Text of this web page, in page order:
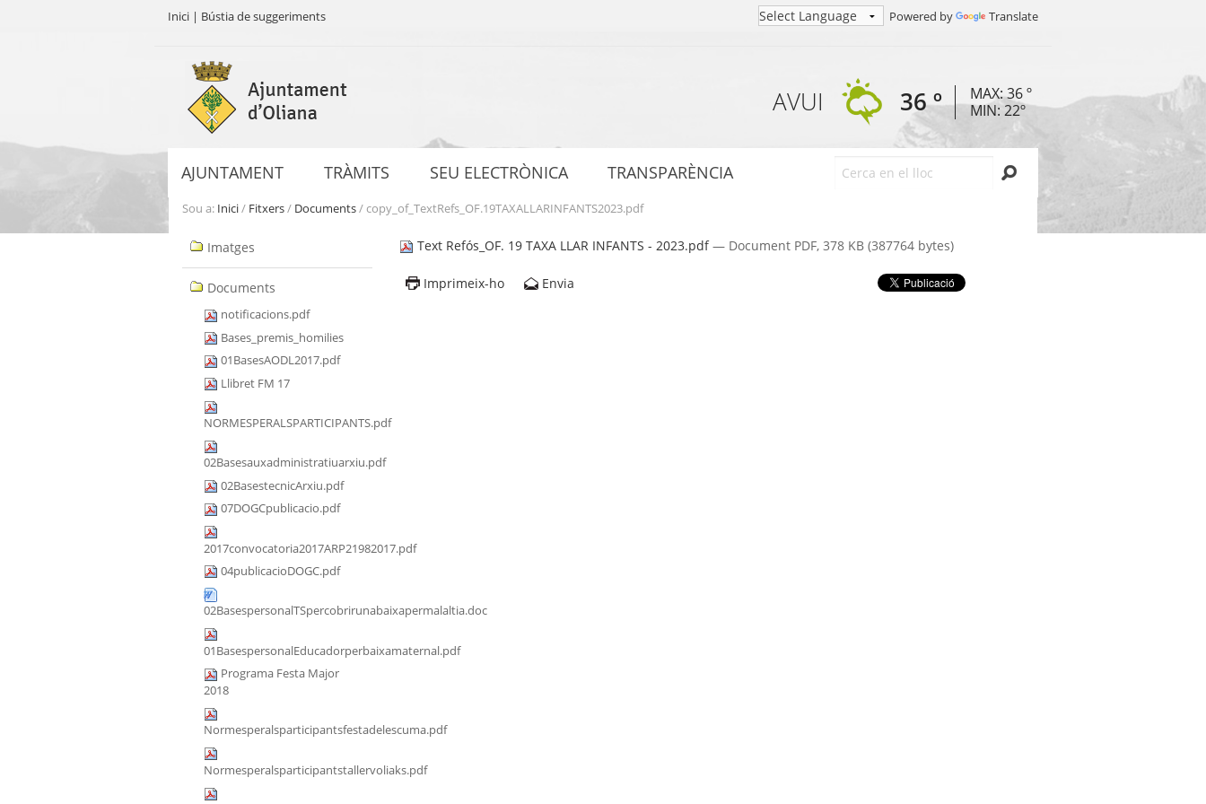
Inici | Bústia de suggeriments Powered by Translate
contingut.
navegació
AVUI 36 º
MAX: 36 º
MIN: 22º
AJUNTAMENT TRÀMITS SEU ELECTRÒNICA TRANSPARÈNCIA
Sou a: Inici/ Fitxers/ Documents/copy_of_TextRefs_OF.19TAXALLARINFANTS2023.pdf
Navegació
Imatges
Documents
notificacions.pdf
Bases_premis_homilies
01BasesAODL2017.pdf
Llibret FM 17
NORMESPERALSPARTICIPANTS.pdf
02Basesauxadministratiuarxiu.pdf
02BasestecnicArxiu.pdf
07DOGCpublicacio.pdf
2017convocatoria2017ARP21982017.pdf
04publicacioDOGC.pdf
02BasespersonalTSpercobrirunabaixapermalaltia.doc
01BasespersonalEducadorperbaixamaternal.pdf
Programa Festa Major
2018
Normesperalsparticipantsfestadelescuma.pdf
Normesperalsparticipantstallervoliaks.pdf
Text Refós_OF. 19 TAXA LLAR INFANTS - 2023.pdf— Document PDF, 378 KB (387764 bytes)
Imprimeix-ho Envia